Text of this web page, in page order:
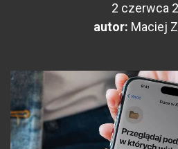
2 czerwca
autor: Maciej